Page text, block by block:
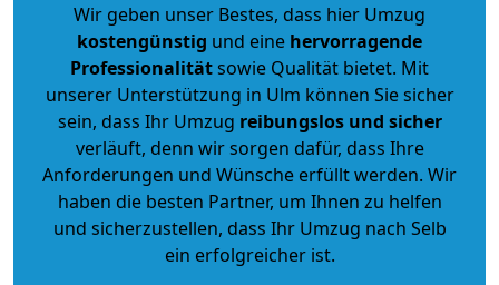
Wir geben unser Bestes, dass hier Umzug
kostengünstig und eine hervorragende
Professionalitätsowie Qualität bietet. Mit
unserer Unterstützung in Ulm können Sie sicher
sein, dass Ihr Umzug reibungslos und sicher
verläuft, denn wir sorgen dafür, dass Ihre
Anforderungen und Wünsche erfüllt werden. Wir
haben die besten Partner, um Ihnen zu helfen
und sicherzustellen, dass Ihr Umzug nach Selb
ein erfolgreicher ist.